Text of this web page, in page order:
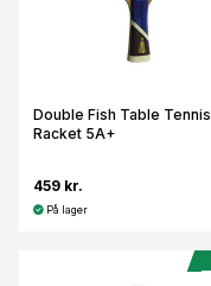
Double Fish Table Tennis
Racket 5A+
459 kr.
På lager